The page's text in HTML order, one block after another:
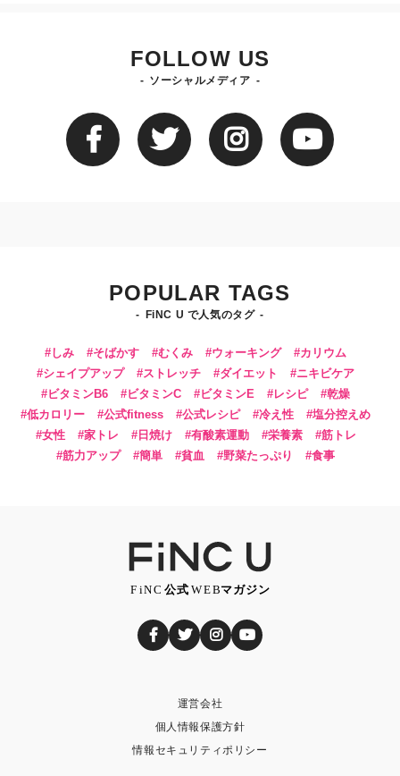
FOLLOW US
ソーシャルメディア
POPULAR TAGS
FiNC U で人気のタグ
しみ そばかす むくみ ウォーキング
カリウム
シェイプアップ
ストレッチ ダイエット
ニキビケア
ビタミンB6
ビタミンC ビタミンE レシピ
乾燥
低カロリー
公式fitness 公式レシピ 冷え性
塩分控えめ
女性
家トレ 日焼け 有酸素運動 栄養素
筋トレ
筋力アップ
簡単 貧血 野菜たっぷり 食事
運営会社
個人情報保護方針
情報セキュリティポリシー